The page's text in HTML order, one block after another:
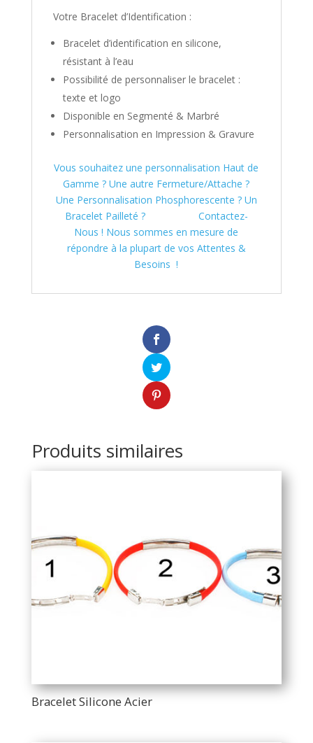
Votre Bracelet d’Identification :
Bracelet d’identification en silicone,
résistant à l’eau
Possibilité de personnaliser le bracelet :
texte et logo
Disponible en Segmenté & Marbré
Personnalisation en Impression & Gravure
Vous souhaitez une personnalisation Haut de
Gamme ? Une autre Fermeture/Attache ?
Une Personnalisation Phosphorescente ? Un
Bracelet Pailleté ? Contactez-
Nous ! Nous sommes en mesure de
répondre à la plupart de vos Attentes &
Besoins !
Produits similaires
Bracelet Silicone Acier